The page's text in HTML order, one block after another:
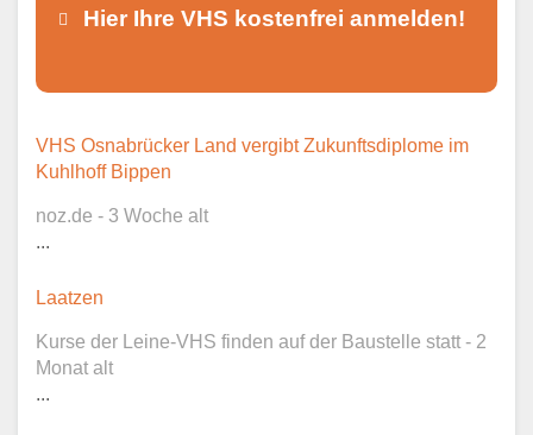
Hier Ihre VHS kostenfrei anmelden!
Dieser Teil dient lediglich zur
Kontaktaufnahme und ist nicht
VHS Osnabrücker Land vergibt Zukunftsdiplome im
Kuhlhoff Bippen
noz.de - 3 Woche alt
...
Laatzen
Kurse der Leine-VHS finden auf der Baustelle statt - 2
Monat alt
...